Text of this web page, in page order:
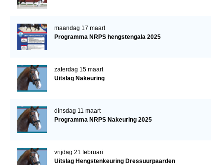
maandag 17 maart
Programma NRPS hengstengala 2025
zaterdag 15 maart
Uitslag Nakeuring
dinsdag 11 maart
Programma NRPS Nakeuring 2025
vrijdag 21 februari
Uitslag Hengstenkeuring Dressuurpaarden